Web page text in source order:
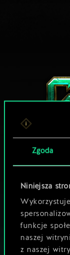
Zgoda
Niniejsza
funkcje
naszej
z naszej
Gra
GRAJ